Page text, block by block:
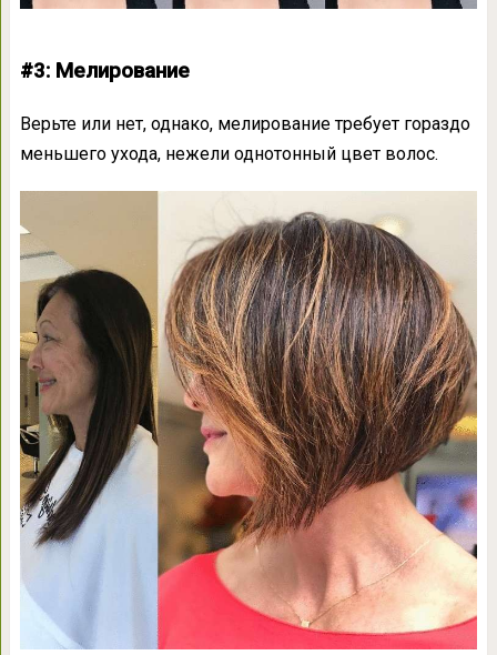
#3: Мелирование
Верьте или нет, однако, мелирование требует гораздо
меньшего ухода, нежели однотонный цвет волос.